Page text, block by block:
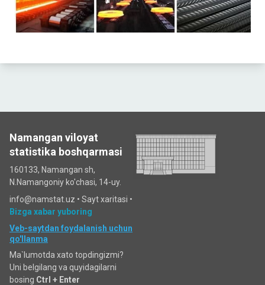
Namangan viloyat
statistika boshqarmasi
160133, Namangan sh,
N.Namangoniy ko'chasi, 14-uy.
info@namstat.uz • Sayt xaritasi •
Bizga xabar yuboring
Veb-saytdan foydalanish uchun
qo'llanma
Ma`lumotda xato topdingizmi?
Uni belgilang va quyidagilarni
bosing Ctrl + Enter